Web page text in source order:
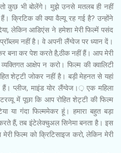
कुछ भी बोलेंगे। मुझे उनसे मतलब ही नहीं
क्रिटिक की क्या वैल्यू रह गई है? उन्होंने
लेकिन आडिएंस ने हमेशा मेरी फिल्में पसंद
नहीं है। वे अपनी लैंग्वेज पर ध्यान दें।
बना कर पेश करते है,ठीक नहीं हैं। आप मेरी
आक्षेप न करो। फिल्म की क्वालिटी
शेट्टी जोकर नहीं है। बड़ी मेहनत से यहां
प्लीज, माइंड योर लैंग्वेज।़ एक महिला
में पूछा कि आप रोहित शेट्टी की फिल्म
या गंदा फिल्ममेकर हूं। हमारा बहुत बड़ा
हैं, तब इंटेलेक्चुअल सिनेमा बनता है। इस
फिल्म को क्रिटिसाइज करो, लेकिन मेरी